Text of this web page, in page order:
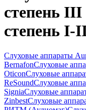
степень
степень I-
Слуховые аппараты
BernafonСлуховые
OticonСлуховые
ReSoundСлуховые
SigniaСлуховые
ZinbestСлуховые